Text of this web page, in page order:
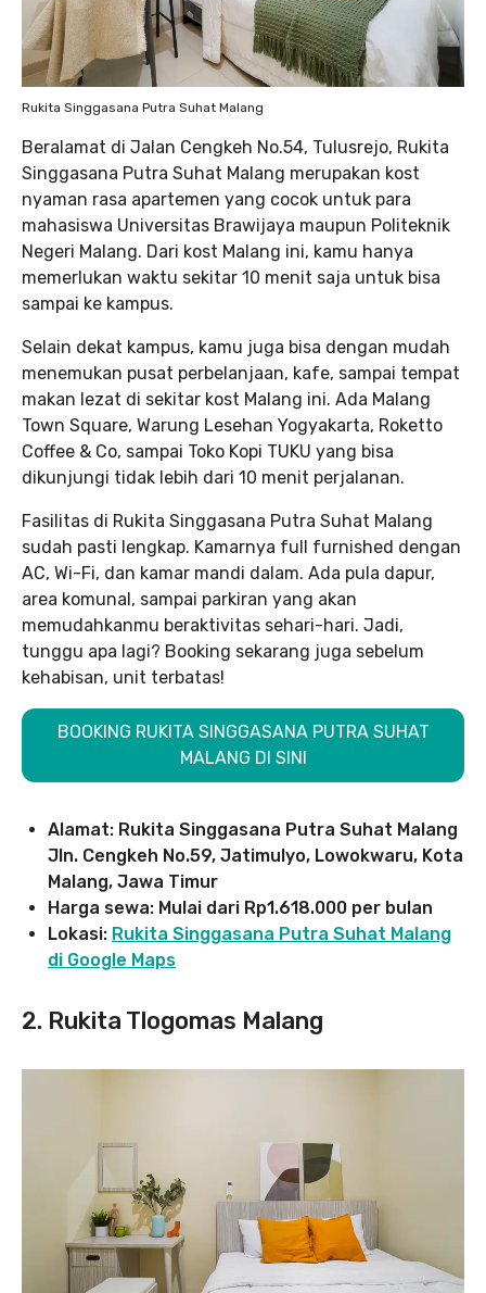
Rukita Singgasana Putra Suhat Malang
Beralamat di Jalan Cengkeh No.54, Tulusrejo, Rukita
Singgasana Putra Suhat Malang merupakan kost
nyaman rasa apartemen yang cocok untuk para
mahasiswa Universitas Brawijaya maupun Politeknik
Negeri Malang. Dari kost Malang ini, kamu hanya
memerlukan waktu sekitar 10 menit saja untuk bisa
sampai ke kampus.
Selain dekat kampus, kamu juga bisa dengan mudah
menemukan pusat perbelanjaan, kafe, sampai tempat
makan lezat di sekitar kost Malang ini. Ada Malang
Town Square, Warung Lesehan Yogyakarta, Roketto
Coffee & Co, sampai Toko Kopi TUKU yang bisa
dikunjungi tidak lebih dari 10 menit perjalanan.
Fasilitas di Rukita Singgasana Putra Suhat Malang
sudah pasti lengkap. Kamarnya full furnished dengan
AC, Wi-Fi, dan kamar mandi dalam. Ada pula dapur,
area komunal, sampai parkiran yang akan
memudahkanmu beraktivitas sehari-hari. Jadi,
tunggu apa lagi? Booking sekarang juga sebelum
kehabisan, unit terbatas!
BOOKING RUKITA SINGGASANA PUTRA SUHAT
MALANG DI SINI
Alamat: Rukita Singgasana Putra Suhat Malang
Jln. Cengkeh No.59, Jatimulyo, Lowokwaru, Kota
Malang, Jawa Timur
Harga sewa: Mulai dari Rp1.618.000 per bulan
Lokasi: Rukita Singgasana Putra Suhat Malang
di Google Maps
2. Rukita Tlogomas Malang